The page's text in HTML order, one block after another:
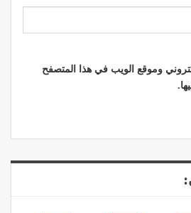
وموقع الويب في هذا المتصفح